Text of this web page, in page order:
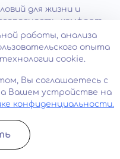
для жизни и
комфорт,
жизни,
отказ от вредных
и отдых.
творчества.
работы, анализа
опыта
cookie.
Вы соглашаетесь с
Вашем устройстве на
конфиденциальности.